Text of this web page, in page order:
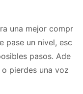
una mejor compr
pase un nivel, esc
pasos. Ade
pierdes una voz